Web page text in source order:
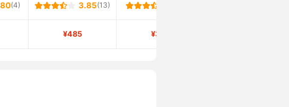
(4) 3.85(13)
¥485 ¥349